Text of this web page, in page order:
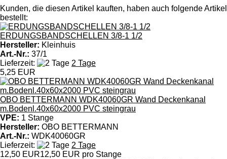
Kunden, die diesen Artikel kauften, haben auch folgende Artikel
bestellt:
ERDUNGSBANDSCHELLEN 3/8-1 1/2
Hersteller: Kleinhuis
Art.-Nr.: 37/1
Lieferzeit:
2 Tage
5,25 EUR
OBO BETTERMANN WDK40060GR Wand Deckenkanal
m.Bodenl.40x60x2000 PVC steingrau
VPE: 1 Stange
Hersteller: OBO BETTERMANN
Art.-Nr.: WDK40060GR
Lieferzeit:
2 Tage
12,50 EUR12,50 EUR pro Stange